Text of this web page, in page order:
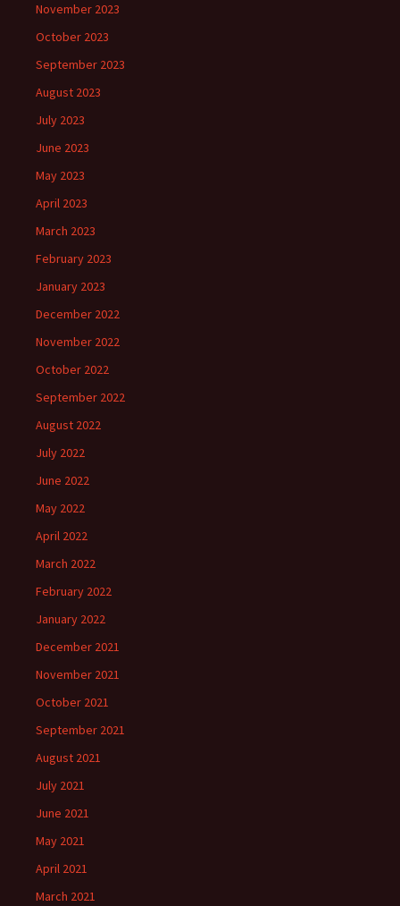
November 2023
October 2023
September 2023
August 2023
July 2023
June 2023
May 2023
April 2023
March 2023
February 2023
January 2023
December 2022
November 2022
October 2022
September 2022
August 2022
July 2022
June 2022
May 2022
April 2022
March 2022
February 2022
January 2022
December 2021
November 2021
October 2021
September 2021
August 2021
July 2021
June 2021
May 2021
April 2021
March 2021